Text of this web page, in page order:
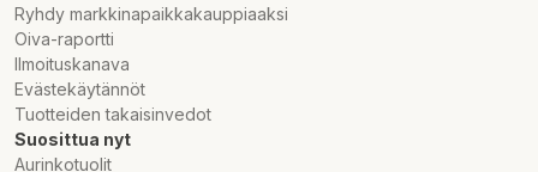
Ryhdy markkinapaikkakauppiaaksi
Oiva-raportti
Ilmoituskanava
Evästekäytännöt
Tuotteiden takaisinvedot
Suosittua nyt
Aurinkotuolit